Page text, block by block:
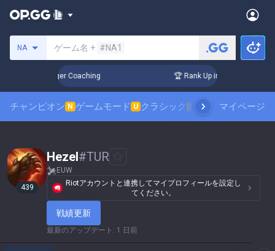
NA ゲーム名 + #NA1
Challenger Coaching 🏆 Rank Up in 3 Days!
チャンピオン N ゲームモード U クラシック N スキンランキング
マイページ
439
Hezel#TUR
EUW
Riotアカウントと連携してマイプロフィールを設定し
てください。
戦績更新
最新のアップデート : 1 日前